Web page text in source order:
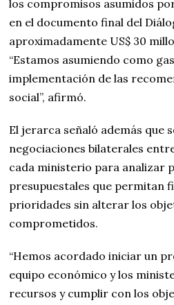
los compromisos asumidos
en el documento final del
aproximadamente US$ 30
“Estamos asumiendo como
implementación de las
social”, afirmó.
El jerarca señaló además que
negociaciones bilaterales
cada ministerio para analizar
presupuestales que permitan
prioridades sin alterar los
comprometidos.
“Hemos acordado iniciar un
equipo económico y los
recursos y cumplir con los